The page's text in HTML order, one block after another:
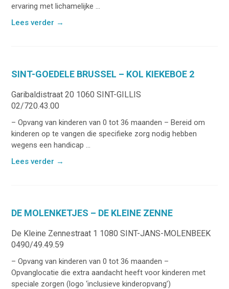
ervaring met lichamelijke ...
Lees verder →
SINT-GOEDELE BRUSSEL – KOL KIEKEBOE 2
Garibaldistraat 20 1060 SINT-GILLIS
02/720.43.00
– Opvang van kinderen van 0 tot 36 maanden – Bereid om
kinderen op te vangen die specifieke zorg nodig hebben
wegens een handicap ...
Lees verder →
DE MOLENKETJES – DE KLEINE ZENNE
De Kleine Zennestraat 1 1080 SINT-JANS-MOLENBEEK
0490/49.49.59
– Opvang van kinderen van 0 tot 36 maanden –
Opvanglocatie die extra aandacht heeft voor kinderen met
speciale zorgen (logo ‘inclusieve kinderopvang’)